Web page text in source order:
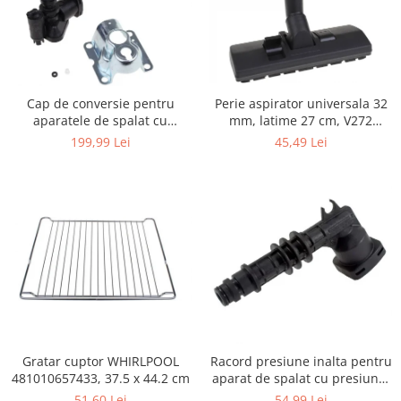
Igiena si ingrijire
Jucarii si Jocuri
Petshop
Accesorii animale de companie
Acvaristica
Castroane si adapatori animale
companie
Zgarzi, lese si hamuri
PC, Periferice & Software
Componente PC
Consumabile
Periferice PC
Cap de conversie pentru
aparatele de spalat cu
presiune KARCHER K
199,99 Lei
Perie aspirator universala 32
mm, latime 27 cm, V272
ECONOMY
45,49 Lei
Gratar cuptor WHIRLPOOL
481010657433, 37.5 x 44.2 cm
Racord presiune inalta pentru
aparat de spalat cu presiune,
KARCHER 9.013-355.0, K4/K5